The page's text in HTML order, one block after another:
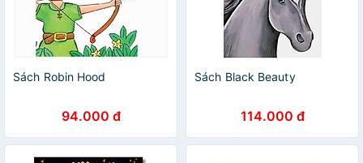
Sách Robin Hood
94.000 đ
Sách Black Beauty
114.000 đ